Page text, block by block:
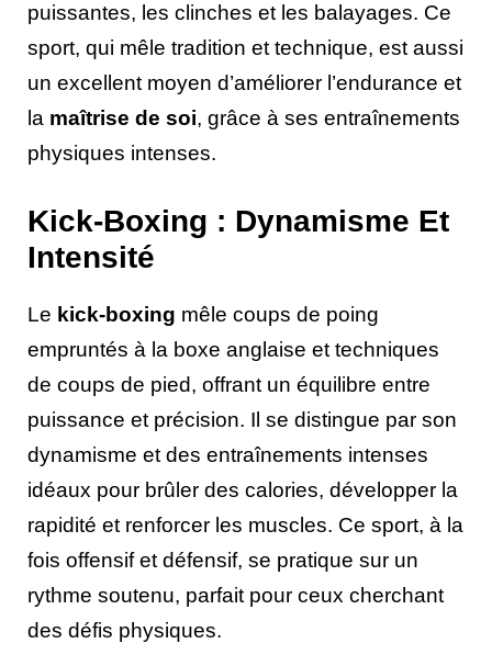
puissantes, les clinches et les balayages. Ce
sport, qui mêle tradition et technique, est aussi
un excellent moyen d’améliorer l’endurance et
la maîtrise de soi, grâce à ses entraînements
physiques intenses.
Kick-Boxing : Dynamisme Et
Intensité
Le kick-boxing mêle coups de poing
empruntés à la boxe anglaise et techniques
de coups de pied, offrant un équilibre entre
puissance et précision. Il se distingue par son
dynamisme et des entraînements intenses
idéaux pour brûler des calories, développer la
rapidité et renforcer les muscles. Ce sport, à la
fois offensif et défensif, se pratique sur un
rythme soutenu, parfait pour ceux cherchant
des défis physiques.